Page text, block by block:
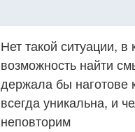
Нет такой ситуации,
возможность найти
держала бы наготове
всегда уникальна, и
неповторим